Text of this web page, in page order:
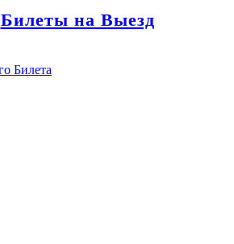
Билеты на Выезд